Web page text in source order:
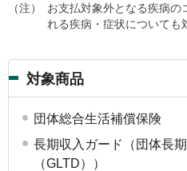
（注）
お支払対象外となる疾病の
れる疾病・症状についても
対象商品
団体総合生活補償保険
長期収入ガード（団体長
（GLTD））